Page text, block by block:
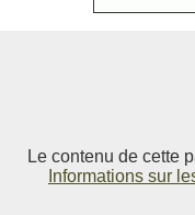
Le contenu de cette
Informations sur